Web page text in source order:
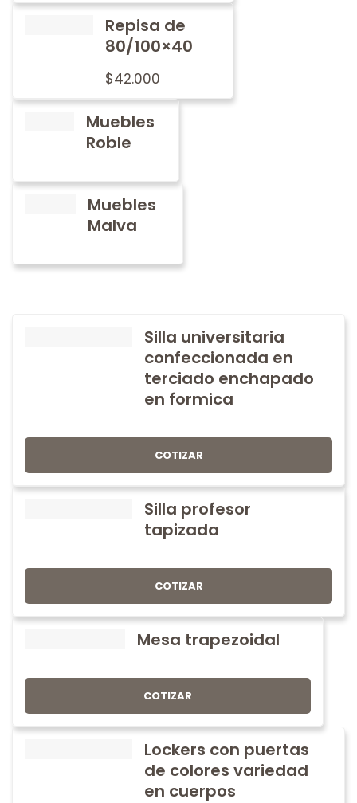
Repisa de
80/100×40
$42.000
Muebles
Roble
Muebles
Malva
Silla universitaria
confeccionada en
terciado enchapado
en formica
COTIZAR
Silla profesor
tapizada
COTIZAR
Mesa trapezoidal
COTIZAR
Lockers con puertas
de colores variedad
en cuerpos